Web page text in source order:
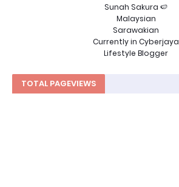
Sunah Sakura 🍉
Malaysian
Sarawakian
Currently in Cyberjaya
Lifestyle Blogger
TOTAL PAGEVIEWS